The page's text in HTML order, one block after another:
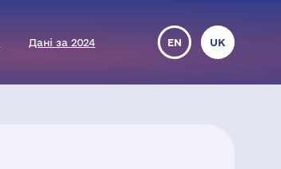
Дані за 2024 EN UK